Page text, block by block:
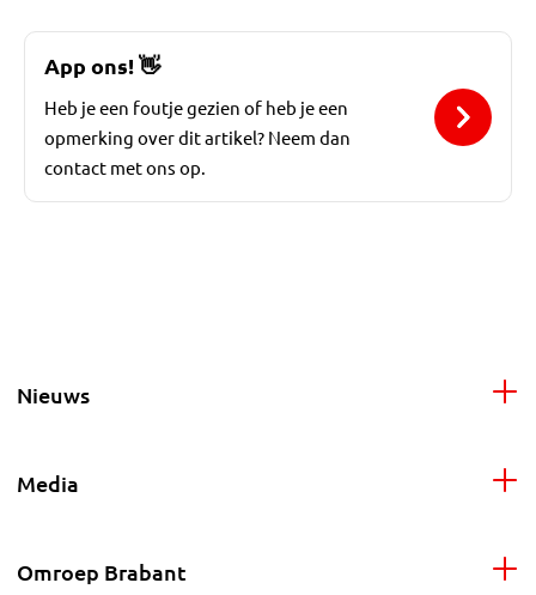
App ons!👋
Heb je een foutje gezien of heb je een
opmerking over dit artikel? Neem dan
contact met ons op.
Nieuws
Media
Omroep Brabant